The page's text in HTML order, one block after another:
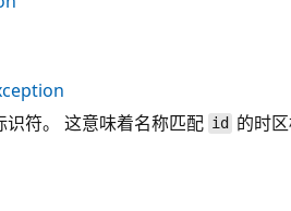
识符。 这意味着名称匹配 id 的时区